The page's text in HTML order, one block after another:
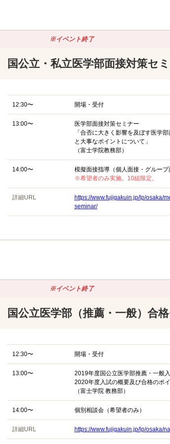
※イベント終了
国公立・私立医学部面接対策セ
12:30〜 開場・受付
13:00〜
医学部面接対策セミナー
「合否に大きく影響を及ぼす医学
と大事なポイントについて」
（富士学院教務部）
14:00〜
模擬面接指導（個人面接・グループ
※希望者のみ実施。10組限定。
詳細URL
https://www.fujigakuin.jp/lp/osaka/
seminar/
※イベント終了
国公立医学部（推薦・一般）合
12:30〜 開場・受付
13:00〜
2019年度国公立医学部推薦・一般
2020年度入試の概要及び合格のポ
（富士学院 教務部）
14:00〜 個別相談会（希望者のみ）
詳細URL https://www.fujigakuin.jp/lp/osaka/